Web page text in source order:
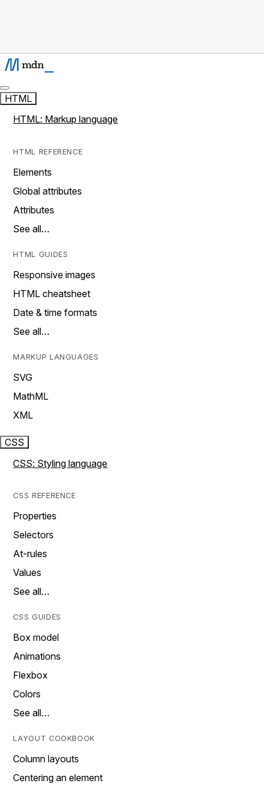
HTML
HTML: Markup language
HTML REFERENCE
Elements
Global attributes
Attributes
See all…
HTML GUIDES
Responsive images
HTML cheatsheet
Date & time formats
See all…
MARKUP LANGUAGES
SVG
MathML
XML
CSS
CSS: Styling language
CSS REFERENCE
Properties
Selectors
At-rules
Values
See all…
CSS GUIDES
Box model
Animations
Flexbox
Colors
See all…
LAYOUT COOKBOOK
Column layouts
Centering an element